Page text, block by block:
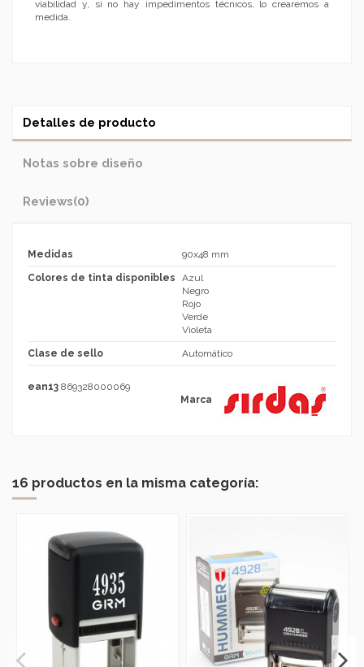
viabilidad y, si no hay impedimentos técnicos, lo crearemos a
medida.
Detalles de producto
Notas sobre diseño
Reviews(0)
Medidas 90x48 mm
Colores de tinta disponibles
Azul
Negro
Rojo
Verde
Violeta
Clase de sello Automático
Marca
ean13 869328000069
16 productos en la misma categoría: